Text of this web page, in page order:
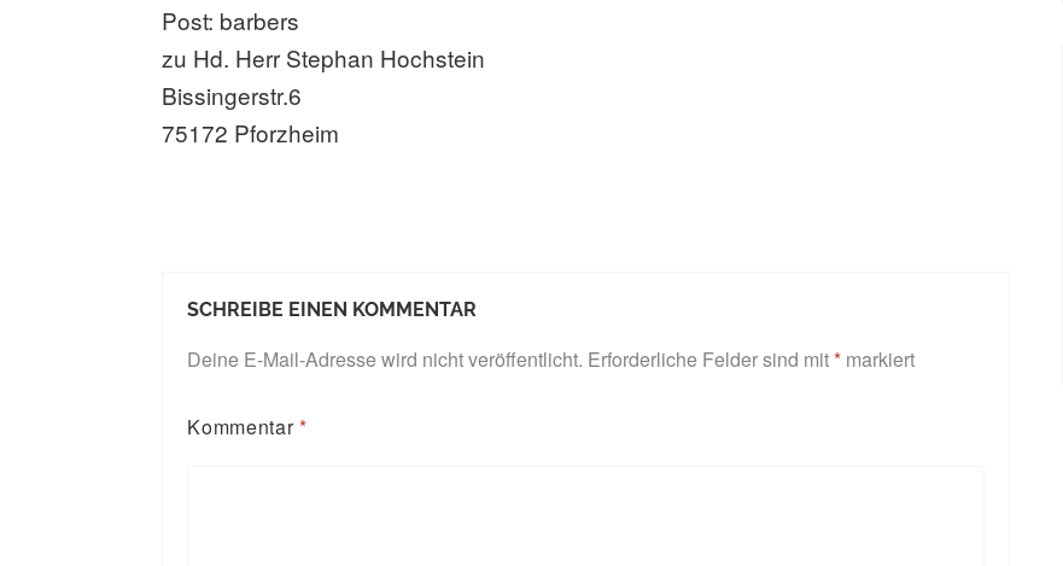
Post: barbers
zu Hd. Herr Stephan Hochstein
Bissingerstr.6
75172 Pforzheim
SCHREIBE EINEN KOMMENTAR
Deine E-Mail-Adresse wird nicht veröffentlicht. Erforderliche Felder sind mit* markiert
Kommentar*